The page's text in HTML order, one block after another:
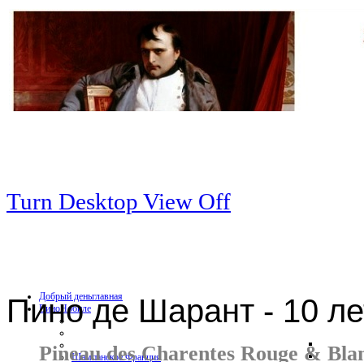
Turn Desktop View Off
Добрый деньглавная
ВиноНобиле
Шампанское Франция
Пино де Шарант - 10
Pineau des Charentes Rouge &